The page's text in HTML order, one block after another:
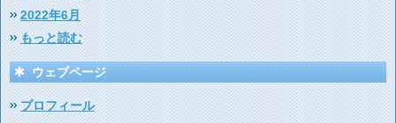
2022年6月
もっと読む
ウェブページ
プロフィール